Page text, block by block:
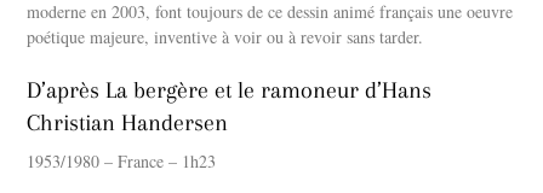
moderne en 2003, font toujours de ce dessin animé français une oeuvre
poétique majeure, inventive à voir ou à revoir sans tarder.
D’après La bergère et le ramoneur d’Hans
Christian Handersen
1953/1980 – France – 1h23